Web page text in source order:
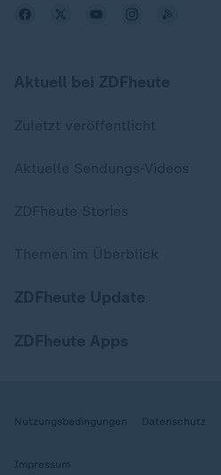
Nutzungsbedingungen Datenschutz
Impressum